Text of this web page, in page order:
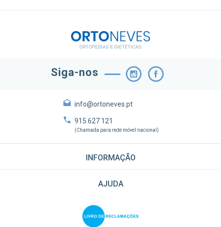
Siga-nos
info@ortoneves.pt
915 627 121
(Chamada para rede móvel nacional)
INFORMAÇÃO
AJUDA